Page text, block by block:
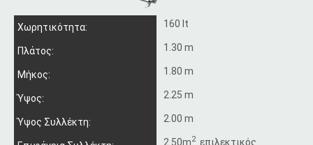
Χωρητικότητα: 160 lt
Πλάτος: 1.30 m
Μήκος: 1.80 m
Ύψος: 2.25 m
Ύψος Συλλέκτη: 2.00 m
2.50m2επιλεκτικός